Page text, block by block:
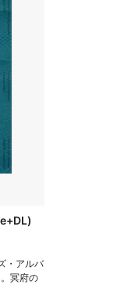
・アルバ
冥府の